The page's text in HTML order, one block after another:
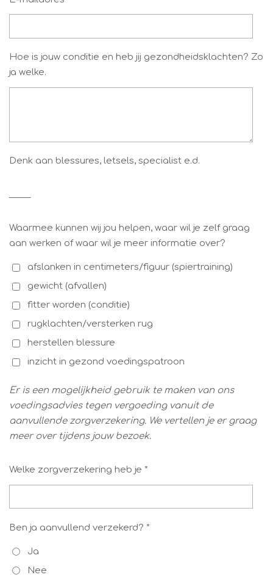
Hoe is jouw conditie en heb jij gezondheidsklachten? Zo
ja welke.
Denk aan blessures, letsels, specialist e.d.
Waarmee kunnen wij jou helpen, waar wil je zelf graag
aan werken of waar wil je meer informatie over?
afslanken in centimeters/figuur (spiertraining)
gewicht (afvallen)
fitter worden (conditie)
rugklachten/versterken rug
herstellen blessure
inzicht in gezond voedingspatroon
Er is een mogelijkheid gebruik te maken van ons
voedingsadvies tegen vergoeding vanuit de
aanvullende zorgverzekering. We vertellen je er graag
meer over tijdens jouw bezoek.
Welke zorgverzekering heb je *
Ben ja aanvullend verzekerd? *
Ja
Nee